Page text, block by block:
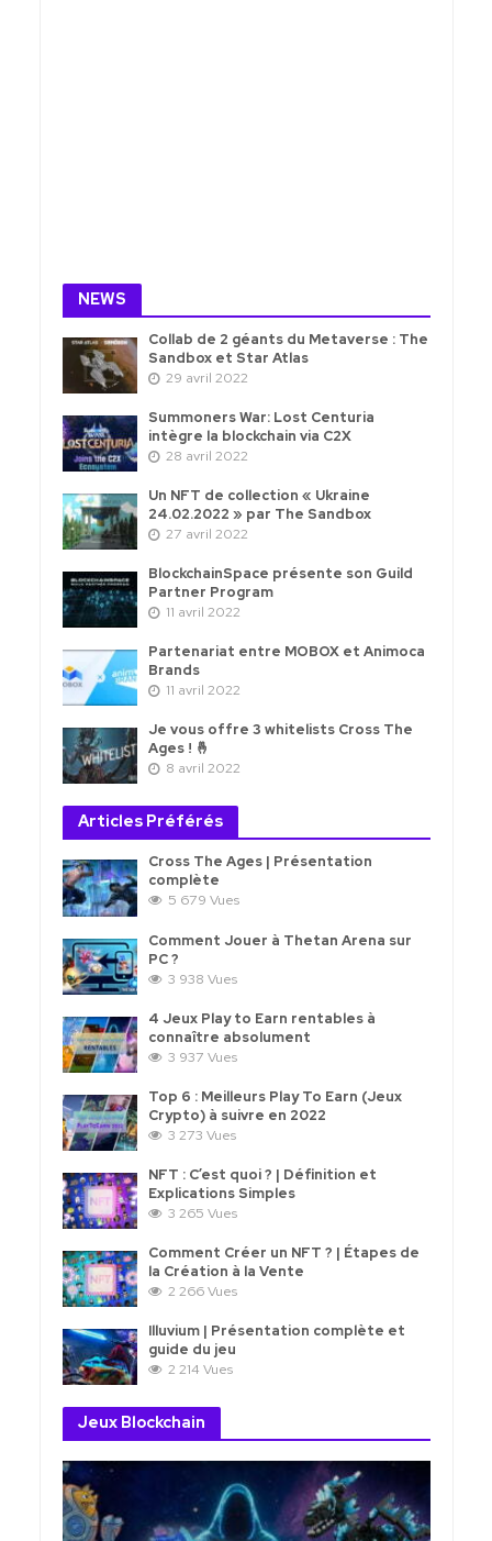
NEWS
Collab de 2 géants du Metaverse : The
Sandbox et Star Atlas
29 avril 2022
Summoners War: Lost Centuria
intègre la blockchain via C2X
28 avril 2022
Un NFT de collection « Ukraine
24.02.2022 » par The Sandbox
27 avril 2022
BlockchainSpace présente son Guild
Partner Program
11 avril 2022
Partenariat entre MOBOX et Animoca
Brands
11 avril 2022
Je vous offre 3 whitelists Cross The
Ages ! 🤞
8 avril 2022
Articles Préférés
Cross The Ages | Présentation
complète
5 679 Vues
Comment Jouer à Thetan Arena sur
PC ?
3 938 Vues
4 Jeux Play to Earn rentables à
connaître absolument
3 937 Vues
Top 6 : Meilleurs Play To Earn (Jeux
Crypto) à suivre en 2022
3 273 Vues
NFT : C’est quoi ? | Définition et
Explications Simples
3 265 Vues
Comment Créer un NFT ? | Étapes de
la Création à la Vente
2 266 Vues
Illuvium | Présentation complète et
guide du jeu
2 214 Vues
Jeux Blockchain